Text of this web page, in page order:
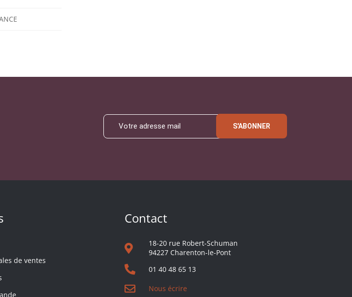
S'ABONNER
de ventes
Contact
18-20 rue Robert-Schuman
94227 Charenton-le-Pont
01 40 48 65 13
Nous écrire